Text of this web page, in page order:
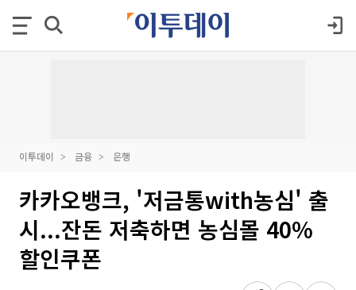
이투데이 금융 은행
카카오뱅크, '저금통with농심' 출
시...잔돈 저축하면 농심몰 40%
할인쿠폰